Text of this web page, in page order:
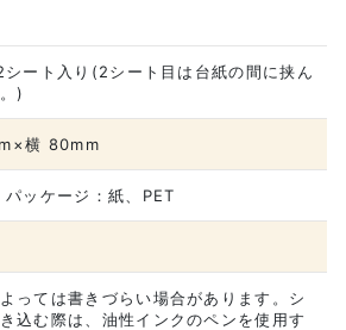
ート入り(2シート目は台紙の間に挟ん
)
横 80mm
パッケージ：紙、PET
よっては書きづらい場合があります。シ
込む際は、油性インクのペンを使用す